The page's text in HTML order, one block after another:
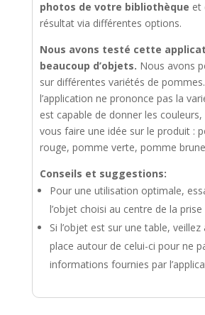
photos de votre bibliothèque et
résultat via différentes options.
Nous avons testé cette
beaucoup d’objets. Nous avons
sur différentes variétés de
l’application ne prononce pas la
est capable de donner les
vous faire une idée sur le produit :
rouge, pomme verte, pomme
Conseils et suggestions:
Pour une utilisation optimale,
l’objet choisi au centre de la prise
Si l’objet est sur une table,
place autour de celui-ci pour ne
informations fournies par